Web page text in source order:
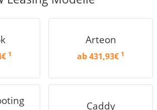
1
Arteon
ab 431,93€ 1
Caddy